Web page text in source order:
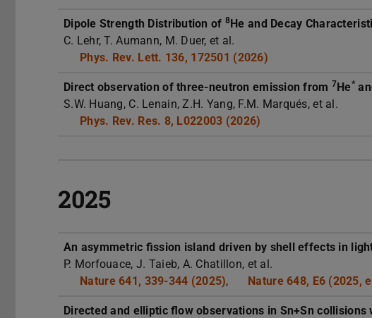
Dipole Strength Distribution of 8 He and Decay
C. Lehr, T. Aumann, M. Duer, et al.
Phys. Rev. Lett. 136, 172501 (2026)
Direct observation of three-neutron emission from 7 He*
S.W. Huang, C. Lenain, Z.H. Yang, F.M. Marqués, et al.
Phys. Rev. Res. 8, L022003 (2026)
2025
An asymmetric fission island driven by shell effects in
P. Morfouace, J. Taieb, A. Chatillon, et al.
Nature 641, 339-344 (2025), Nature 648, E6 (2025,
Directed and elliptic flow observations in Sn+Sn